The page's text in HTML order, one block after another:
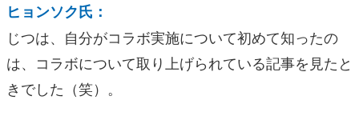
ヒョンソク氏：
じつは、自分がコラボ実施について初めて知ったの
は、コラボについて取り上げられている記事を見たと
きでした（笑）。